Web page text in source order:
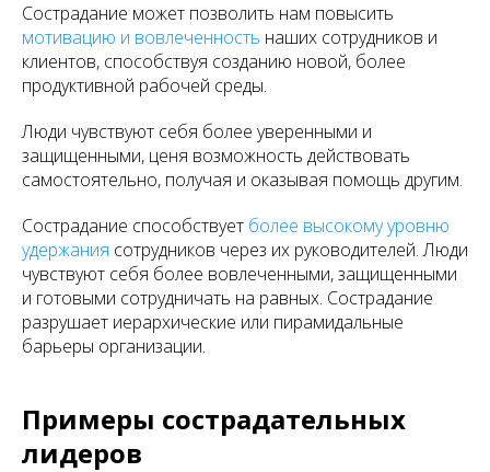
Сострадание может позволить нам повысить
мотивацию и вовлеченность наших сотрудников и
клиентов, способствуя созданию новой, более
продуктивной рабочей среды.
Люди чувствуют себя более уверенными и
защищенными, ценя возможность действовать
самостоятельно, получая и оказывая помощь другим.
Сострадание способствует более высокому уровню
удержания сотрудников через их руководителей. Люди
чувствуют себя более вовлеченными, защищенными
и готовыми сотрудничать на равных. Сострадание
разрушает иерархические или пирамидальные
барьеры организации.
Примеры сострадательных
лидеров